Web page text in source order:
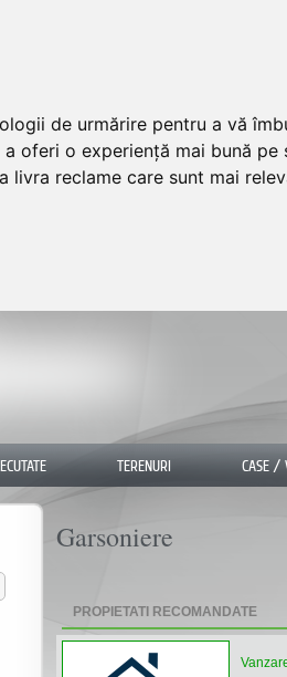
de urmărire pentru a vă
a oferi o experiență mai bună pe
livra reclame care sunt mai
TERENURI CASE /
Garsoniere
PROPIETATI RECOMANDATE